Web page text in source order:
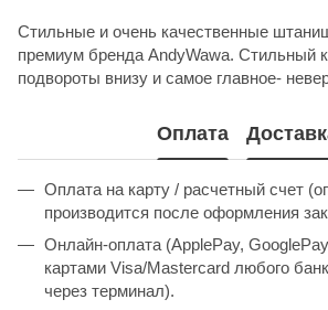
Стильные и очень качественные
премиум бренда AndyWawa. Стильный
подвороты внизу и самое главное-
Оплата
Оплата на карту / расчетный счет
производится после оформления
Онлайн-оплата (ApplePay,
картами Visa/Mastercard любого
через терминал).